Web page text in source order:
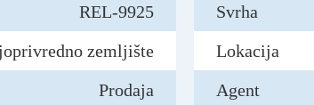
REL-9925
zemljište
Prodaja
Svrha
Lokacija
Agent